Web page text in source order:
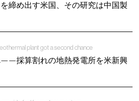
締め出す米国、その研究は中国製
plant got a second chance
——採算割れの地熱発電所を米新興